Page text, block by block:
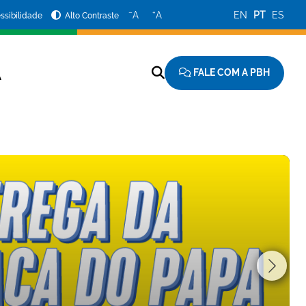
Alto Contraste −A +A EN PT ES
FALE COM A PBH